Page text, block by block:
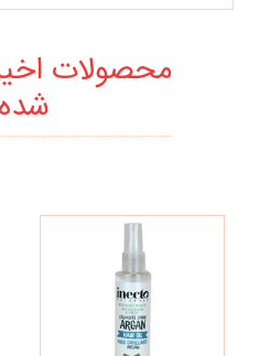
محصولات
شده